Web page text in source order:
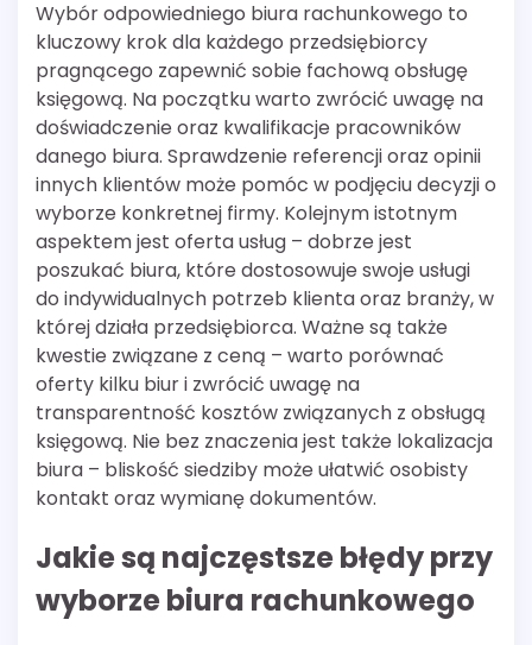
Wybór odpowiedniego biura rachunkowego to
kluczowy krok dla każdego przedsiębiorcy
pragnącego zapewnić sobie fachową obsługę
księgową. Na początku warto zwrócić uwagę na
doświadczenie oraz kwalifikacje pracowników
danego biura. Sprawdzenie referencji oraz opinii
innych klientów może pomóc w podjęciu decyzji o
wyborze konkretnej firmy. Kolejnym istotnym
aspektem jest oferta usług – dobrze jest
poszukać biura, które dostosowuje swoje usługi
do indywidualnych potrzeb klienta oraz branży, w
której działa przedsiębiorca. Ważne są także
kwestie związane z ceną – warto porównać
oferty kilku biur i zwrócić uwagę na
transparentność kosztów związanych z obsługą
księgową. Nie bez znaczenia jest także lokalizacja
biura – bliskość siedziby może ułatwić osobisty
kontakt oraz wymianę dokumentów.
Jakie są najczęstsze błędy przy
wyborze biura rachunkowego